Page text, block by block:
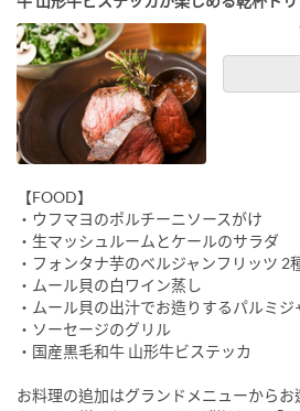
【FOOD】
・ウフマヨのポルチーニソースがけ
・生マッシュルームとケールのサラダ
・フォンタナ芋のベルジャンフリッツ 2
・ムール貝の白ワイン蒸し
・ムール貝の出汁でお造りするパルミジ
・ソーセージのグリル
・国産黒毛和牛 山形牛ビステッカ
お料理の追加はグランドメニューからお